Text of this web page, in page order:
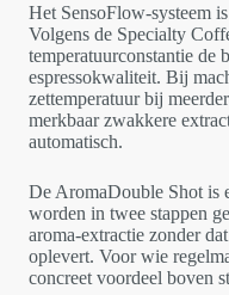
Het SensoFlow-systeem
Volgens de Specialty
temperatuurconstantie de
espressokwaliteit. Bij
zettemperatuur bij
merkbaar zwakkere
automatisch.
De AromaDouble Shot is
worden in twee stappen
aroma-extractie zonder
oplevert. Voor wie
concreet voordeel boven